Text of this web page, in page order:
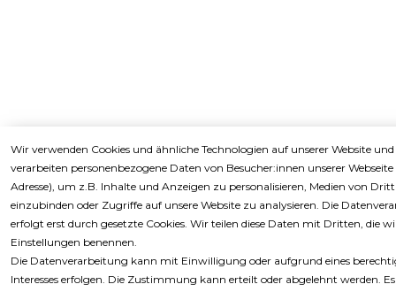
Wir verwenden Cookies und ähnliche Technologien auf unserer Website und
verarbeiten personenbezogene Daten von Besucher:innen unserer Webseite
Adresse), um z.B. Inhalte und Anzeigen zu personalisieren, Medien von
einzubinden oder Zugriffe auf unsere Website zu analysieren. Die
erfolgt erst durch gesetzte Cookies. Wir teilen diese Daten mit Dritten, die
Einstellungen benennen.
Die Datenverarbeitung kann mit Einwilligung oder aufgrund eines
Interesses erfolgen. Die Zustimmung kann erteilt oder abgelehnt werden.